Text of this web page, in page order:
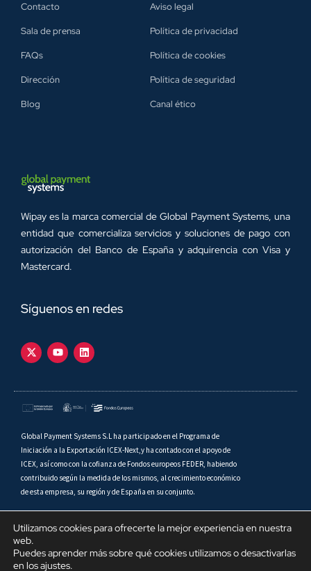
Contacto
Sala de prensa
FAQs
Dirección
Blog
Aviso legal
Política de privacidad
Política de cookies
Política de seguridad
Canal ético
Wipay es la marca comercial de Global Payment Systems, una
entidad que comercializa servicios y soluciones de pago con
autorización del Banco de España y adquirencia con Visa y
Mastercard.
Síguenos en redes
Global Payment Systems S.L ha participado en el Programa de
Iniciación a la Exportación ICEX-Next,y ha contado con el apoyo de
ICEX, así como con la cofianza de Fondos europeos FEDER, habiendo
contribuido según la medida de los mismos, al crecimiento económico
de esta empresa, su región y de España en su conjunto.
Copyright © 2026 Global Payment Systems S.L. Todos los derechos
Utilizamos cookies para ofrecerte la mejor experiencia en nuestra
web.
Puedes aprender más sobre qué cookies utilizamos o desactivarlas
en los ajustes.